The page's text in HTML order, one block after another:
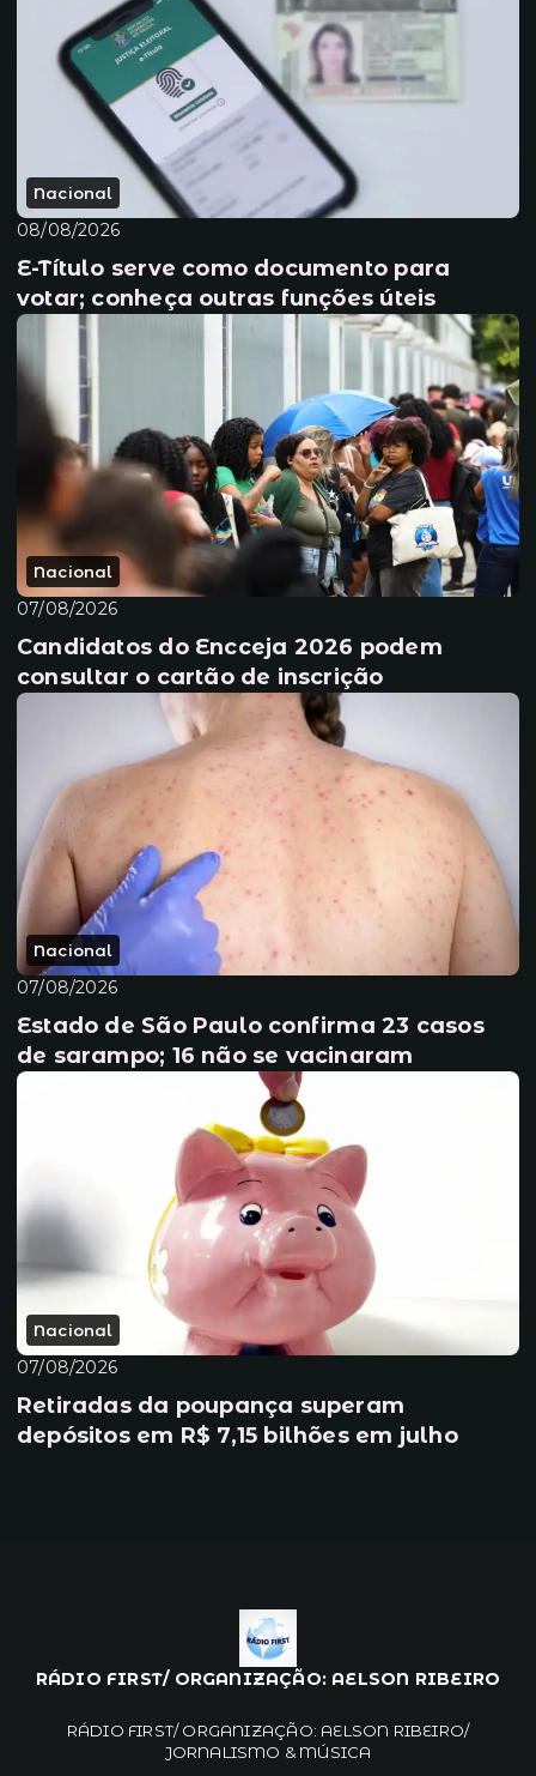
Nacional
08/08/2026
E-Título serve como documento para
votar; conheça outras funções úteis
Nacional
07/08/2026
Candidatos do Encceja 2026 podem
consultar o cartão de inscrição
Nacional
07/08/2026
Estado de São Paulo confirma 23 casos
de sarampo; 16 não se vacinaram
Nacional
07/08/2026
Retiradas da poupança superam
depósitos em R$ 7,15 bilhões em julho
RÁDIO FIRST/ ORGANIZAÇÃO: AELSON RIBEIRO
RÁDIO FIRST/ ORGANIZAÇÃO: AELSON RIBEIRO/
JORNALISMO & MÚSICA